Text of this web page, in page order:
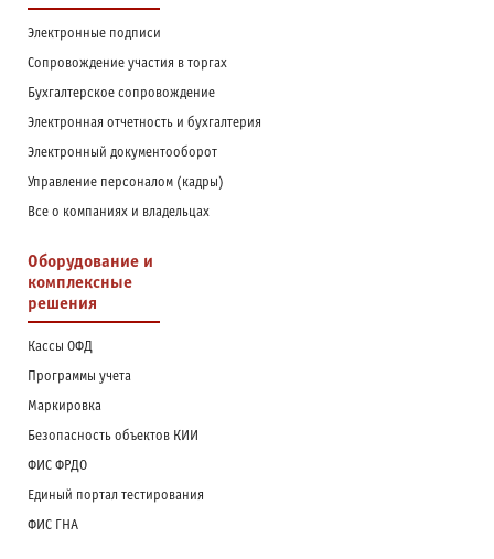
Электронные подписи
Сопровождение участия в торгах
Бухгалтерское сопровождение
Электронная отчетность и бухгалтерия
Электронный документооборот
Управление персоналом (кадры)
Все о компаниях и владельцах
Оборудование и
комплексные
решения
Кассы ОФД
Программы учета
Маркировка
Безопасность объектов КИИ
ФИС ФРДО
Единый портал тестирования
ФИС ГНА